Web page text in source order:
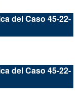
del Caso 45-22-
del Caso 45-22-